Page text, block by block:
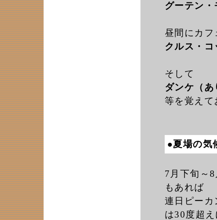
グーテン
昼間にカ
クルス・
そして
ダンケ（
等を覚えて
●夏場の気
7月下旬～
もあれば
連日ピーカ
は30度超